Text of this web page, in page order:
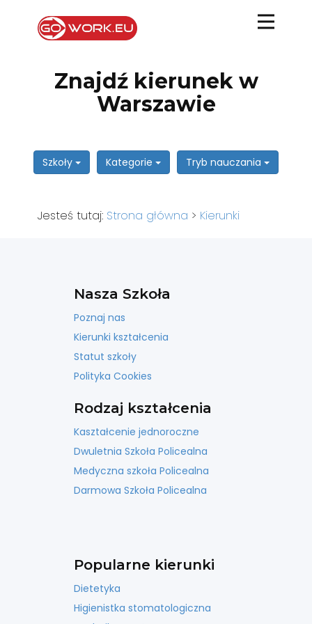
Znajdź kierunek w
Warszawie
Szkoły Kategorie Tryb nauczania
Jesteś tutaj: Strona główna > Kierunki
Nasza Szkoła
Poznaj nas
Kierunki kształcenia
Statut szkoły
Polityka Cookies
Rodzaj kształcenia
Kaształcenie jednoroczne
Dwuletnia Szkoła Policealna
Medyczna szkoła Policealna
Darmowa Szkoła Policealna
Popularne kierunki
Dietetyka
Higienistka stomatologiczna